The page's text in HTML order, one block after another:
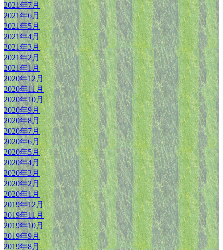
2021年7月
2021年6月
2021年5月
2021年4月
2021年3月
2021年2月
2021年1月
2020年12月
2020年11月
2020年10月
2020年9月
2020年8月
2020年7月
2020年6月
2020年5月
2020年4月
2020年3月
2020年2月
2020年1月
2019年12月
2019年11月
2019年10月
2019年9月
2019年8月